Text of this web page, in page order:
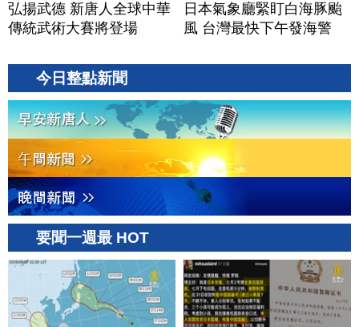
弘揚武德 新唐人全球中華
傳統武術大賽將登場
日本氣象廳緊盯白海豚颱
風 台灣最快下午發海警
今日整點新聞
要聞一週最 HOT